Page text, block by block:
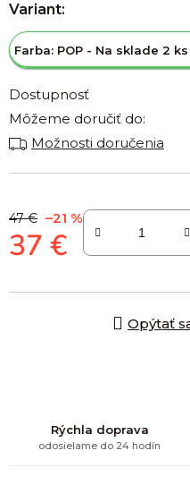
Variant:
Farba: POP - Na sklade 2
Dostupnosť
Môžeme doručiť do:
Možnosti doručenia
47 € –21 %
37 €
Opýtať
Rýchla doprava
odosielame do 24 hodín